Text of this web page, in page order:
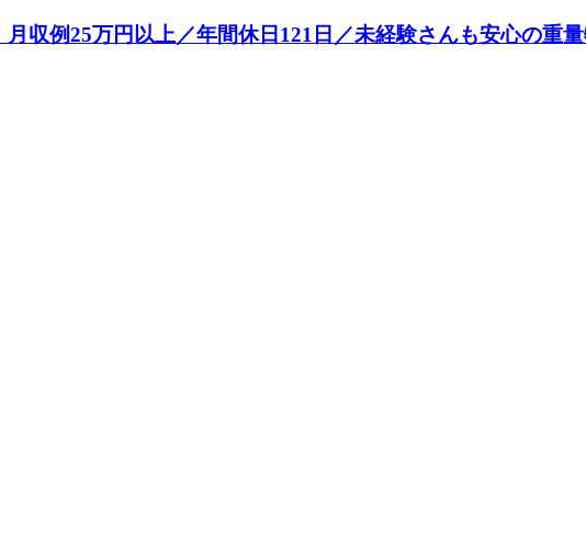
月収例25万円以上／年間休日121日／未経験さんも安心の重